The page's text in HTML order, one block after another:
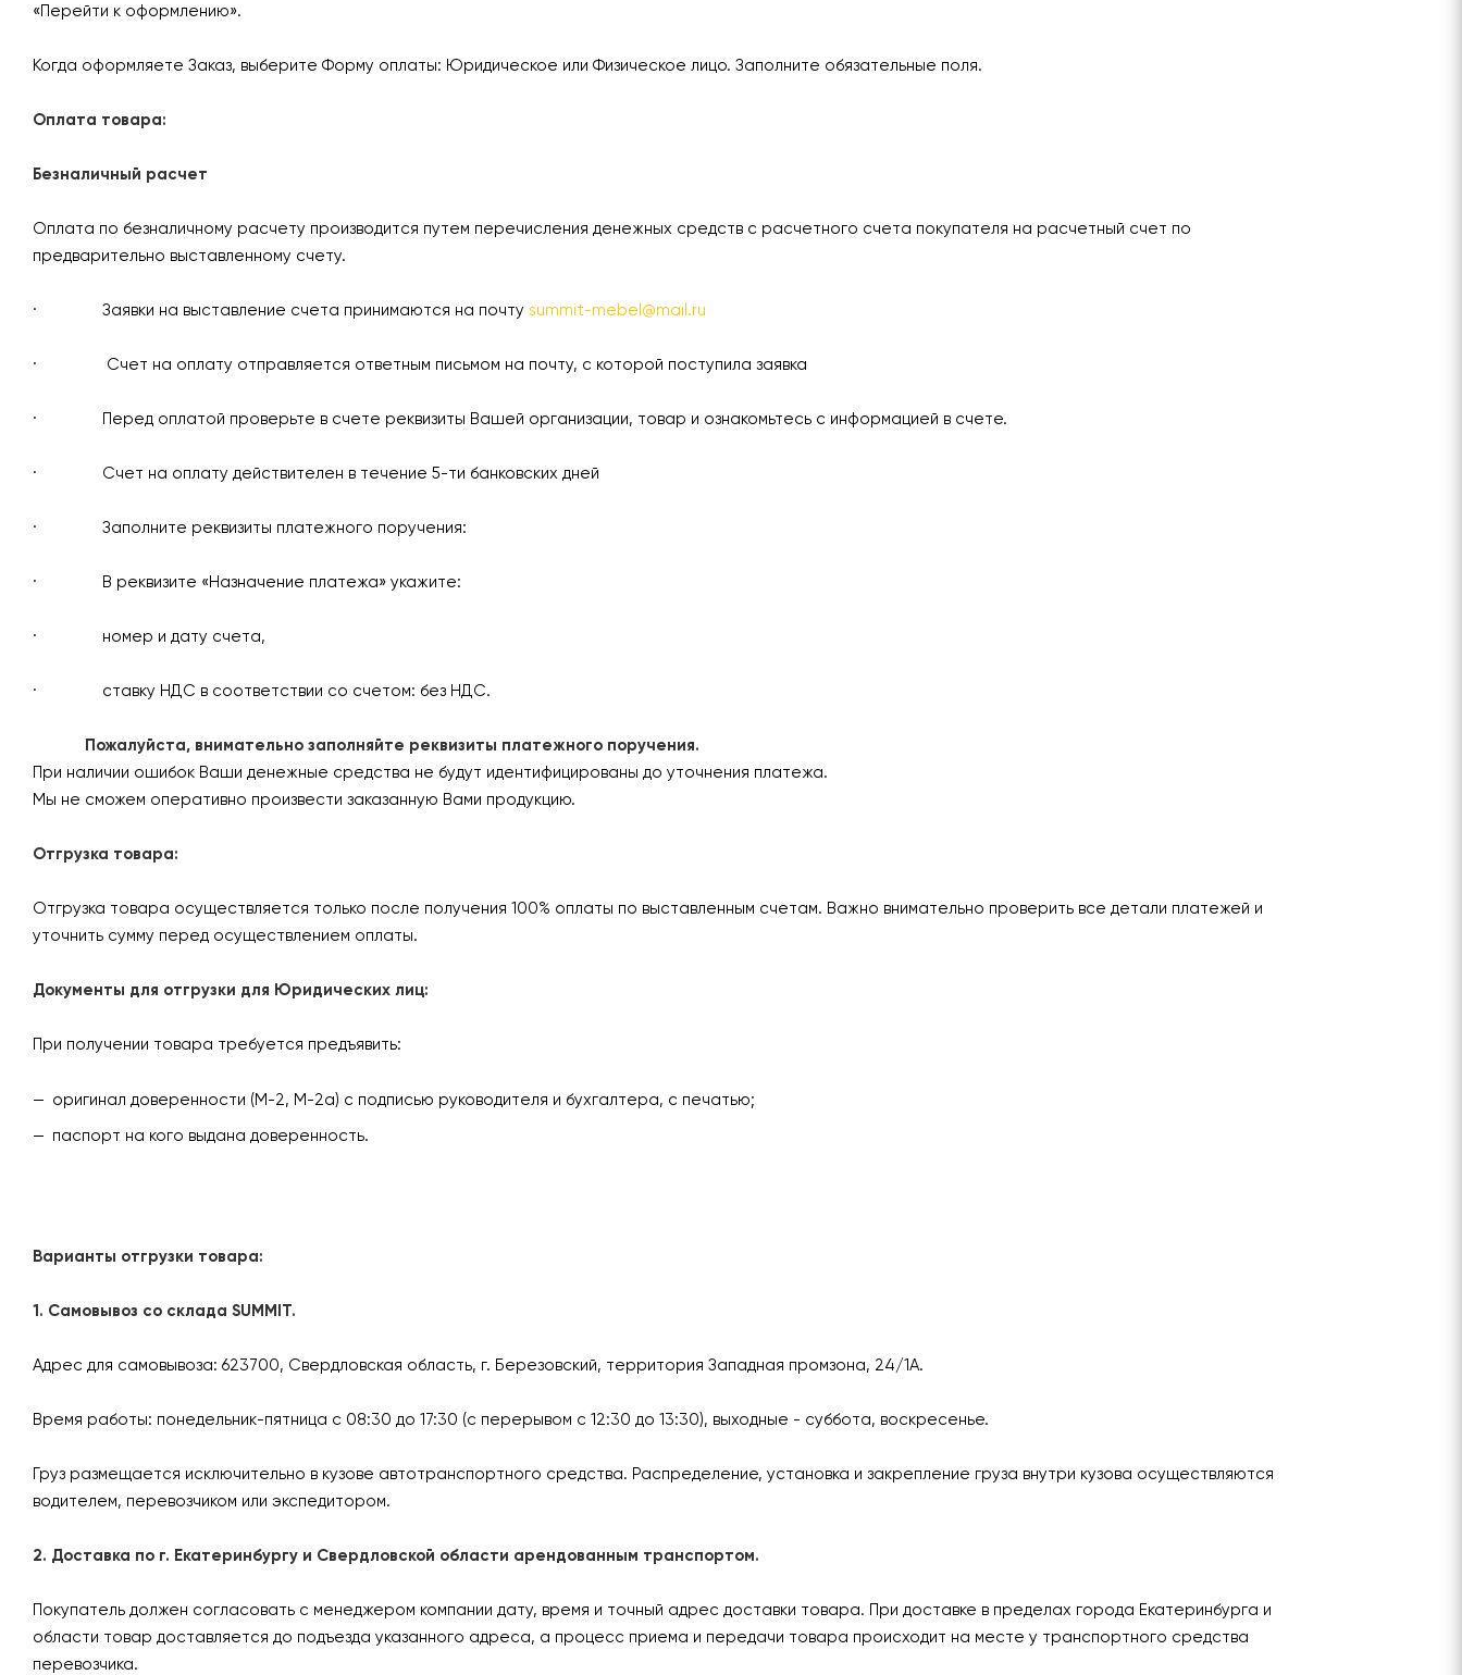
«Перейти к оформлению».
Когда оформляете Заказ, выберите Форму оплаты: Юридическое или Физическое лицо. Заполните обязательные поля.
Оплата товара:
Безналичный расчет
Оплата по безналичному расчету производится путем перечисления денежных средств с расчетного счета покупателя на расчетный счет по
предварительно выставленному счету.
· Заявки на выставление счета принимаются на почту summit-mebel@mail.ru
· Счет на оплату отправляется ответным письмом на почту, с которой поступила заявка
· Перед оплатой проверьте в счете реквизиты Вашей организации, товар и ознакомьтесь с информацией в счете.
· Счет на оплату действителен в течение 5-ти банковских дней
· Заполните реквизиты платежного поручения:
· В реквизите «Назначение платежа» укажите:
· номер и дату счета,
· ставку НДС в соответствии со счетом: без НДС.
Пожалуйста, внимательно заполняйте реквизиты платежного поручения.
При наличии ошибок Ваши денежные средства не будут идентифицированы до уточнения платежа.
Мы не сможем оперативно произвести заказанную Вами продукцию.
Отгрузка товара:
Отгрузка товара осуществляется только после получения 100% оплаты по выставленным счетам. Важно внимательно проверить все детали платежей и
уточнить сумму перед осуществлением оплаты.
Документы для отгрузки для Юридических лиц:
При получении товара требуется предъявить:
оригинал доверенности (М-2, М-2а) с подписью руководителя и бухгалтера, с печатью;
паспорт на кого выдана доверенность.
Варианты отгрузки товара:
1. Самовывоз со склада SUMMIT.
Адрес для самовывоза: 623700, Свердловская область, г. Березовский, территория Западная промзона, 24/1А.
Время работы: понедельник-пятница с 08:30 до 17:30 (с перерывом с 12:30 до 13:30), выходные - суббота, воскресенье.
Груз размещается исключительно в кузове автотранспортного средства. Распределение, установка и закрепление груза внутри кузова осуществляются
водителем, перевозчиком или экспедитором.
2. Доставка по г. Екатеринбургу и Свердловской области арендованным транспортом.
Покупатель должен согласовать с менеджером компании дату, время и точный адрес доставки товара. При доставке в пределах города Екатеринбурга и
области товар доставляется до подъезда указанного адреса, а процесс приема и передачи товара происходит на месте у транспортного средства
перевозчика.